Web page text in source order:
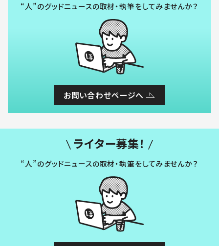
“人”のグッドニュースの取材・執筆をしてみませんか？
お問い合わせページへ
ライター募集！
“人”のグッドニュースの取材・執筆をしてみませんか？